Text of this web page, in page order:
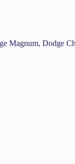
Magnum, Dodge